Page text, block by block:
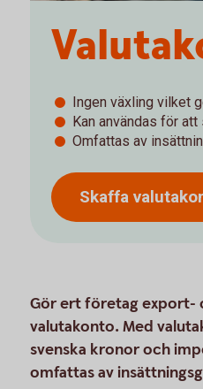
Ingen växling vilket
Kan användas för
Omfattas av
Skaffa
Gör ert företag export-
valutakonto. Med
svenska kronor och
omfattas av